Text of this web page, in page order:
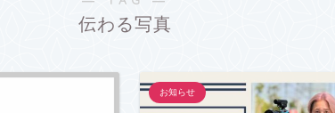
伝わる写真
お知らせ